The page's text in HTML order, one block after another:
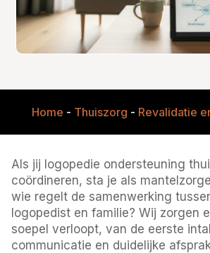
Home - Thuiszorg - Revalidatie
Als jij logopedie ondersteuning
coördineren, sta je als
wie regelt de samenwerking
logopedist en familie? Wij zorgen
soepel verloopt, van de eerste
communicatie en duidelijke